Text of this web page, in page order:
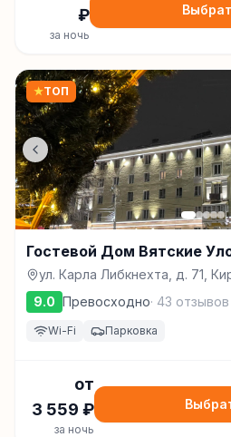
₽
за ночь
★ТОП
Гостевой Дом Вятские
ул. Карла Либкнехта, д. 71,
9.0 Превосходно· 43 отзывов
Wi-Fi Парковка
от
3 559 ₽
за ночь